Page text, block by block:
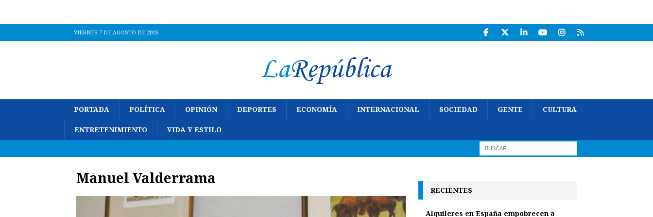
VIERNES 7 DE AGOSTO DE 2026
PORTADA POLÍTICA OPINIÓN DEPORTES ECONOMÍA INTERNACIONAL SOCIEDAD GENTE CULTURA
ENTRETENIMIENTO VIDA Y ESTILO
Manuel Valderrama
RECIENTES
Alquileres en España empobrecen a